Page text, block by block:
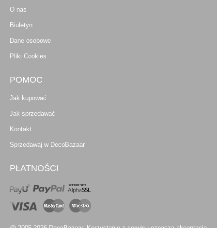
O nas
Biuletyn
Dane osobowe
Pliki Cookies
POMOC
Jak kupować
Jak sprzedawać
Kontakt
Sprzedawaj w DecoBazaar
PŁATNOŚCI